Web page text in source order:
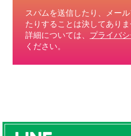
スパムを送信したり、メー
たりすることは決してありま
詳細については、 プライバ
ください。